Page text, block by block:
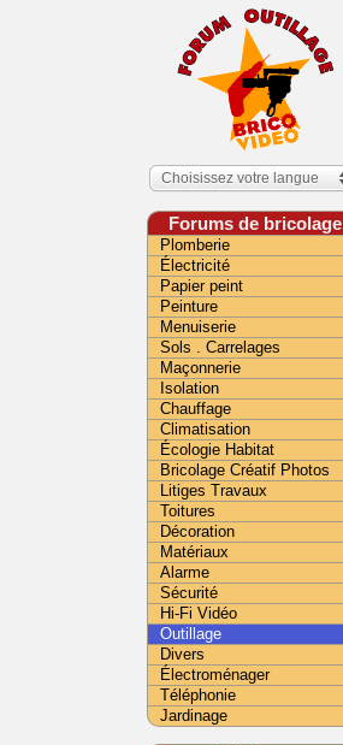
Choisissez votre langue
Forums de bricolage
Plomberie
Électricité
Papier peint
Peinture
Menuiserie
Sols . Carrelages
Maçonnerie
Isolation
Chauffage
Climatisation
Écologie Habitat
Bricolage Créatif Photos
Litiges Travaux
Toitures
Décoration
Matériaux
Alarme
Sécurité
Hi-Fi Vidéo
Outillage
Divers
Électroménager
Téléphonie
Jardinage